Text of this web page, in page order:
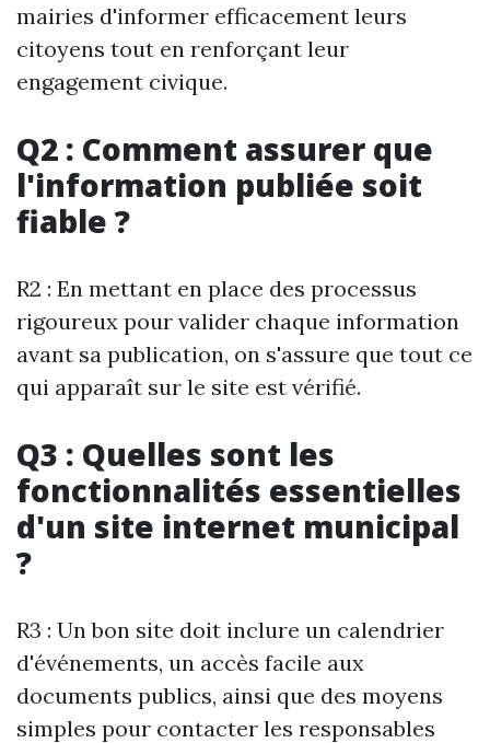
mairies d'informer efficacement leurs
citoyens tout en renforçant leur
engagement civique.
Q2 : Comment assurer que
l'information publiée soit
fiable ?
R2 : En mettant en place des processus
rigoureux pour valider chaque information
avant sa publication, on s'assure que tout ce
qui apparaît sur le site est vérifié.
Q3 : Quelles sont les
fonctionnalités essentielles
d'un site internet municipal
?
R3 : Un bon site doit inclure un calendrier
d'événements, un accès facile aux
documents publics, ainsi que des moyens
simples pour contacter les responsables